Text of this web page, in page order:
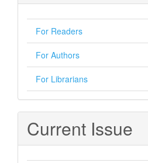
For Readers
For Authors
For Librarians
Current Issue